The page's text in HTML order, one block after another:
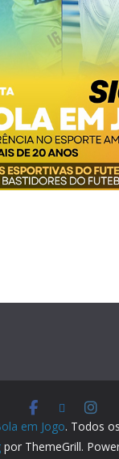
em Jogo. Todos
por ThemeGrill.